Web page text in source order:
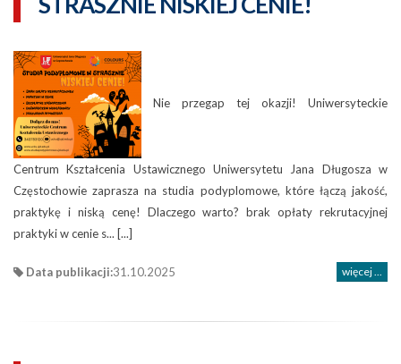
Nie przegap tej okazji! Uniwersyteckie
Centrum Kształcenia Ustawicznego Uniwersytetu Jana Długosza w
Częstochowie zaprasza na studia podyplomowe, które łączą jakość,
praktykę i niską cenę! Dlaczego warto? brak opłaty rekrutacyjnej
praktyki w cenie s... [...]
Data publikacji:31.10.2025 więcej ...